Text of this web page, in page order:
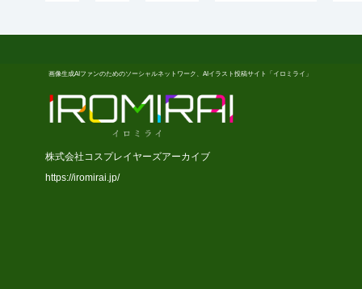
画像生成AIファンのためのソーシャルネットワーク、AIイラスト投稿サイト「イロミライ」
株式会社コスプレイヤーズアーカイブ
https://iromirai.jp/